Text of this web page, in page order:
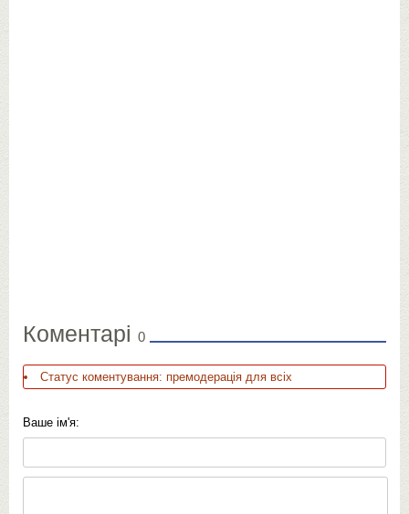
Коментарі 0
Статус коментування: премодерація для всіх
Ваше ім'я: